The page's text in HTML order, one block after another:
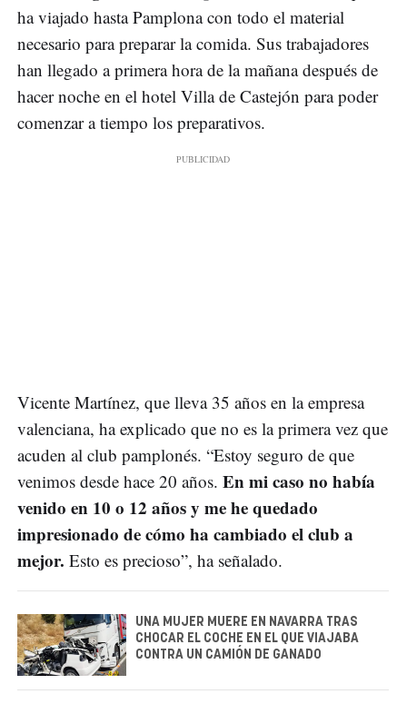
ha viajado hasta Pamplona con todo el material
necesario para preparar la comida. Sus trabajadores
han llegado a primera hora de la mañana después de
hacer noche en el hotel Villa de Castejón para poder
comenzar a tiempo los preparativos.
Vicente Martínez, que lleva 35 años en la empresa
valenciana, ha explicado que no es la primera vez que
acuden al club pamplonés. “Estoy seguro de que
venimos desde hace 20 años. En mi caso no había
venido en 10 o 12 años y me he quedado
impresionado de cómo ha cambiado el club a
mejor. Esto es precioso”, ha señalado.
UNA MUJER MUERE EN NAVARRA TRAS
CHOCAR EL COCHE EN EL QUE VIAJABA
CONTRA UN CAMIÓN DE GANADO